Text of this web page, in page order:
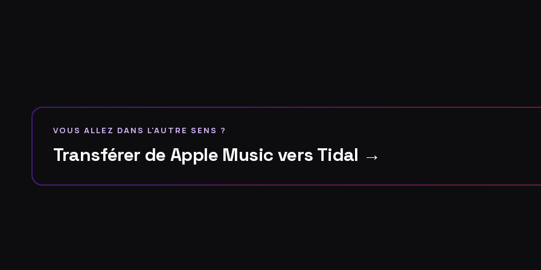
VOUS ALLEZ DANS L'AUTRE SENS ?
Transférer de Apple Music vers Tidal →